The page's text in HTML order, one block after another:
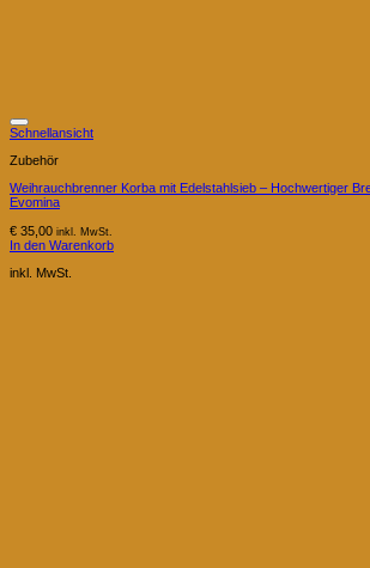
Schnellansicht
Zubehör
Weihrauchbrenner Korba mit Edelstahlsieb – Hochwertiger
Evomina
€ 35,00 inkl. MwSt.
In den Warenkorb
inkl. MwSt.